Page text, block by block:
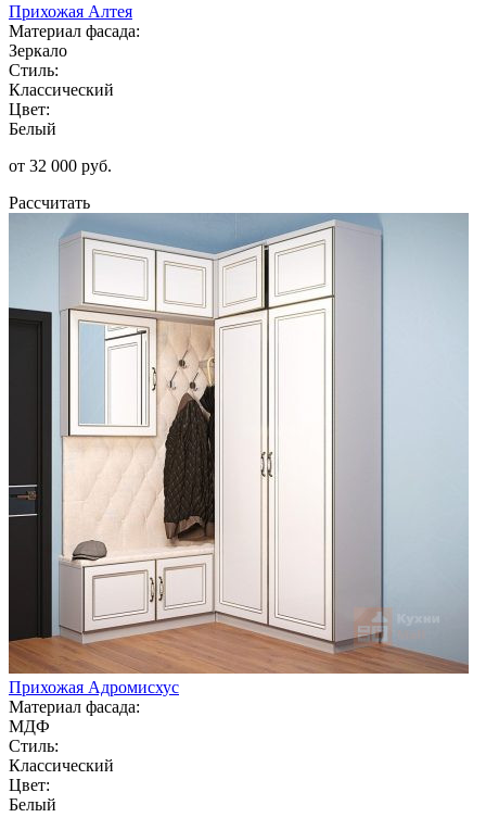
Прихожая Алтея
Материал фасада:
Зеркало
Стиль:
Классический
Цвет:
Белый
от 32 000 руб.
Рассчитать
Прихожая Адромисхус
Материал фасада:
МДФ
Стиль:
Классический
Цвет:
Белый